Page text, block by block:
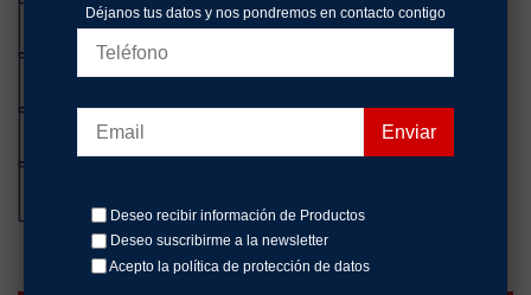
IBM WATSON ASSISTANT
IBM WATSON DATA PLATFORM
Déjanos tus datos y nos pondremos en contacto contigo
Deseo recibir información de Productos
Deseo suscribirme a la newsletter
Acepto la política de protección de datos